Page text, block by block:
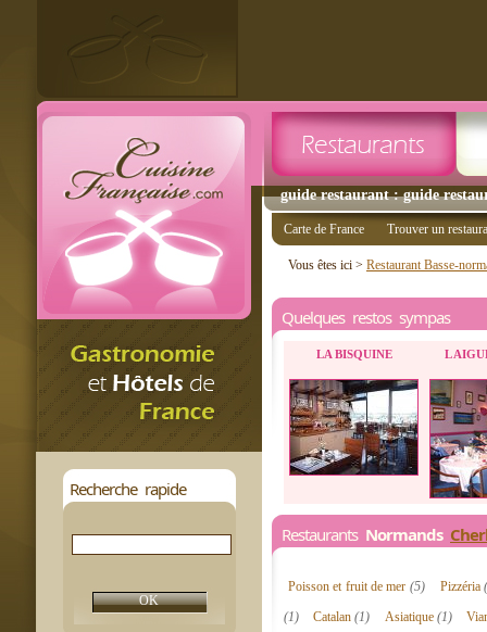
guide restaurant : guide
Recherche rapide
Carte de France Trouver un
Vous êtes ici > Restaurant Basse-
Quelques restos sympas
LA BISQUINE L
Restaurants Normands
Poisson et fruit de mer (5) Pizzéria
(1)
Catalan(1) Asiatique (1)